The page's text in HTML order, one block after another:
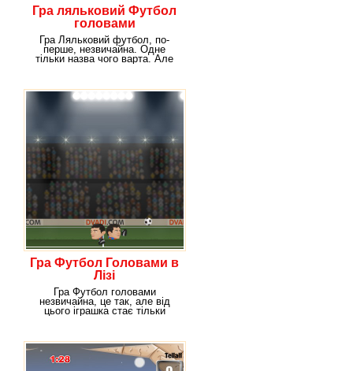
Гра ляльковий Футбол
головами
Гра Ляльковий футбол, по-
перше, незвичайна. Одне
тільки назва чого варта. Але
Гра Футбол Головами в
Лізі
Гра Футбол головами
незвичайна, це так, але від
цього іграшка стає тільки